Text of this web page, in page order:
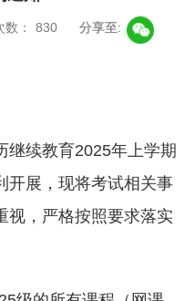
： 830 分享至:
继续教育2025年上学期
开展，现将考试相关事
视，严格按照要求落实